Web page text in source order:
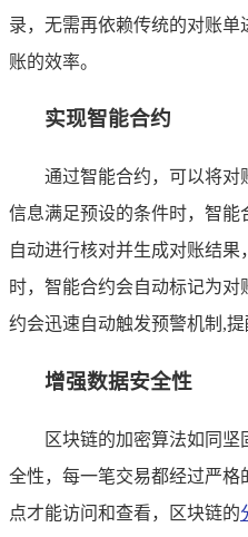
录，无需再依赖传统的对账
账的效率。
实现智能合约
通过智能合约，可以将对
信息满足预设的条件时，智
自动进行核对并生成对账结
时，智能合约会自动标记为
约会迅速自动触发预警机制,提
增强数据安全性
区块链的加密算法如同
全性，每一笔交易都经过严
点才能访问和查看，区块链的